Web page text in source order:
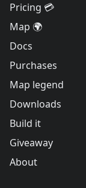
Pricing 💳
Map 🌍
Docs
Purchases
Map legend
Downloads
Build it
Giveaway
About